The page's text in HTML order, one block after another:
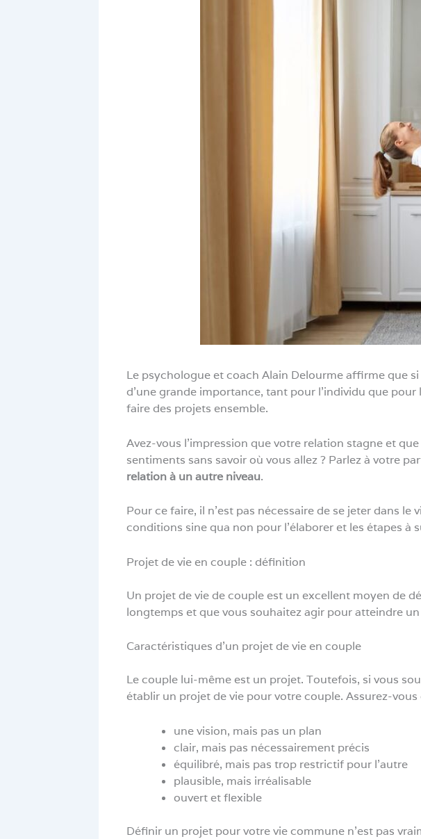
Le psychologue et coach Alain Delourme affirme que
d’une grande importance, tant pour l’individu que
faire des projets ensemble.
Avez-vous l’impression que votre relation stagne et
sentiments sans savoir où vous allez ? Parlez à votre
relation à un autre niveau.
Pour ce faire, il n’est pas nécessaire de se jeter dans le
conditions sine qua non pour l’élaborer et les étapes à
Projet de vie en couple : définition
Un projet de vie de couple est un excellent moyen de
longtemps et que vous souhaitez agir pour atteindre
Caractéristiques d’un projet de vie en couple
Le couple lui-même est un projet. Toutefois, si vous
établir un projet de vie pour votre couple. Assurez-vous
une vision, mais pas un plan
clair, mais pas nécessairement précis
équilibré, mais pas trop restrictif pour l’autre
plausible, mais irréalisable
ouvert et flexible
Définir un projet pour votre vie commune n’est pas